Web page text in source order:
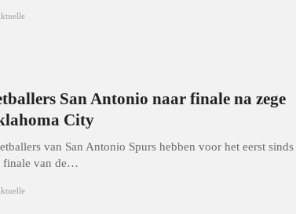
San Antonio naar finale na zege
City
van San Antonio Spurs hebben voor het eerst sinds
finale van de…